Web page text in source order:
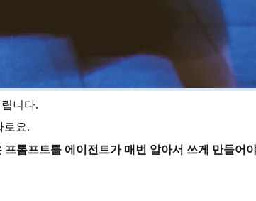
니다.
로요.
프롬프트를 에이전트가 매번 알아서 쓰게 만들어